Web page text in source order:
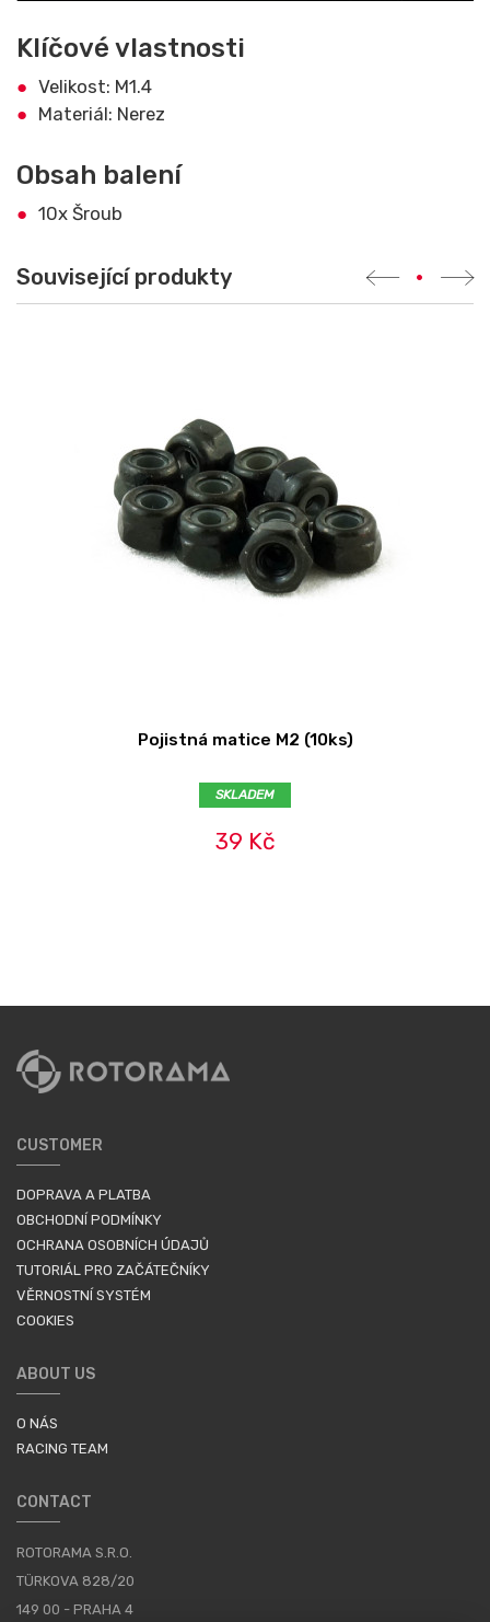
Klíčové vlastnosti
Velikost: M1.4
Materiál: Nerez
Obsah balení
10x Šroub
Související produkty •
Pojistná matice M2 (10ks)
SKLADEM
39 Kč
CUSTOMER
DOPRAVA A PLATBA
OBCHODNÍ PODMÍNKY
OCHRANA OSOBNÍCH ÚDAJŮ
TUTORIÁL PRO ZAČÁTEČNÍKY
VĚRNOSTNÍ SYSTÉM
COOKIES
ABOUT US
O NÁS
RACING TEAM
CONTACT
ROTORAMA S.R.O.
TÜRKOVA 828/20
149 00 - PRAHA 4